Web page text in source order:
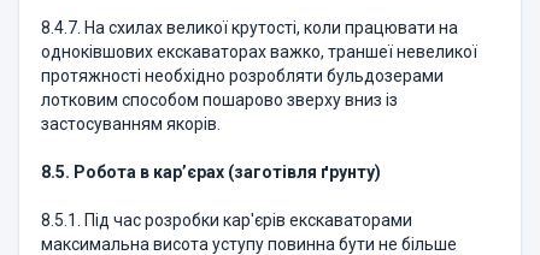
8.4.7. На схилах великої крутості, коли працювати на
одноківшових екскаваторах важко, траншеї невеликої
протяжності необхідно розробляти бульдозерами
лотковим способом пошарово зверху вниз із
застосуванням якорів.
8.5. Робота в кар’єрах (заготівля ґрунту)
8.5.1. Під час розробки кар'єрів екскаваторами
максимальна висота уступу повинна бути не більше